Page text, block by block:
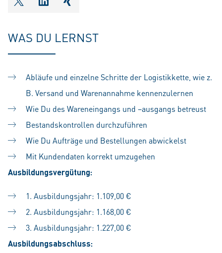
shareOntwitter
shareOnlinkedIn
shareOnxing
WAS DU LERNST
Abläufe und einzelne Schritte der Logistikkette, wie z.
B. Versand und Warenannahme kennenzulernen
Wie Du des Wareneingangs und –ausgangs betreust
Bestandskontrollen durchzuführen
Wie Du Aufträge und Bestellungen abwickelst
Mit Kundendaten korrekt umzugehen
Ausbildungsvergütung:
1. Ausbildungsjahr: 1.109,00 €
2. Ausbildungsjahr: 1.168,00 €
3. Ausbildungsjahr: 1.227,00 €
Ausbildungsabschluss: